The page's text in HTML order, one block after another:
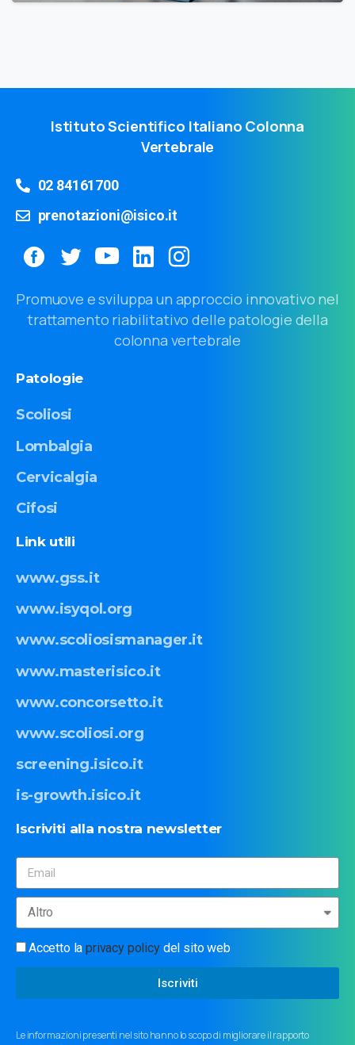
Istituto Scientifico Italiano Colonna
Vertebrale
02 84161700
prenotazioni@isico.it
Promuove e sviluppa un approccio innovativo nel
trattamento riabilitativo delle patologie della
colonna vertebrale
Patologie
Scoliosi
Lombalgia
Cervicalgia
Cifosi
Link utili
www.gss.it
www.isyqol.org
www.scoliosismanager.it
www.masterisico.it
www.concorsetto.it
www.scoliosi.org
screening.isico.it
is-growth.isico.it
Iscriviti alla nostra newsletter
Accetto laprivacy policydel sito web
Iscriviti
Le informazioni presenti nel sito hanno lo scopo di migliorare il rapporto